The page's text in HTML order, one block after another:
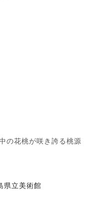
の花桃が咲き誇る桃源
県立美術館